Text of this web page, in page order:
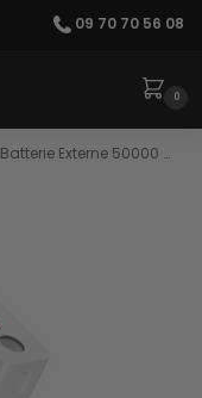
09 70 70 56 08
0
Batterie Externe 50000 mAh Charge Rapide